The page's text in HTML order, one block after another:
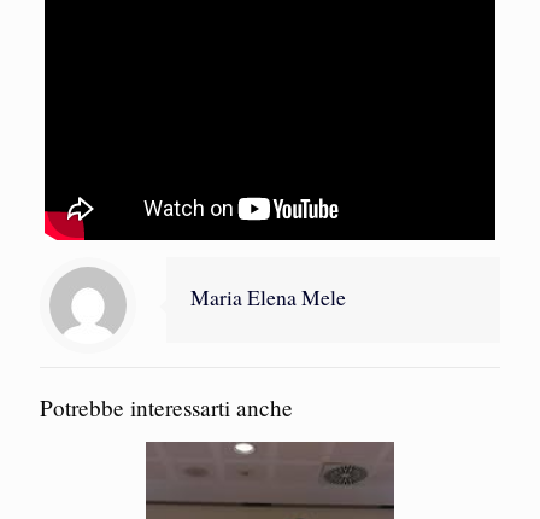
Maria Elena Mele
Potrebbe interessarti anche